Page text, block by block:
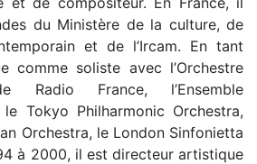
du Ministère de la culture, de
et de l’Ircam. En tant
comme soliste avec l’Orchestre
Radio France, l’Ensemble
le Tokyo Philharmonic Orchestra,
Orchestra, le London Sinfonietta
à 2000, il est directeur artistique